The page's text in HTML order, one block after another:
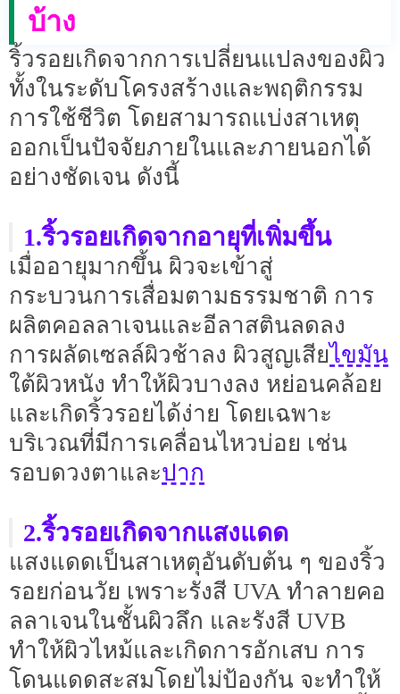
บ้าง
ริ้วรอยเกิดจากการเปลี่ยนแปลงของผิว
ทั้งในระดับโครงสร้างและพฤติกรรม
การใช้ชีวิต โดยสามารถแบ่งสาเหตุ
ออกเป็นปัจจัยภายในและภายนอกได้
อย่างชัดเจน ดังนี้
1.ริ้วรอยเกิดจากอายุที่เพิ่มขึ้น
เมื่ออายุมากขึ้น ผิวจะเข้าสู่
กระบวนการเสื่อมตามธรรมชาติ การ
ผลิตคอลลาเจนและอีลาสตินลดลง
การผลัดเซลล์ผิวช้าลง ผิวสูญเสียไขมัน
ใต้ผิวหนัง ทำให้ผิวบางลง หย่อนคล้อย
และเกิดริ้วรอยได้ง่าย โดยเฉพาะ
บริเวณที่มีการเคลื่อนไหวบ่อย เช่น
รอบดวงตาและปาก
2.ริ้วรอยเกิดจากแสงแดด
แสงแดดเป็นสาเหตุอันดับต้น ๆ ของริ้ว
รอยก่อนวัย เพราะรังสี UVA ทำลายคอ
ลลาเจนในชั้นผิวลึก และรังสี UVB
ทำให้ผิวไหม้และเกิดการอักเสบ การ
โดนแดดสะสมโดยไม่ป้องกัน จะทำให้